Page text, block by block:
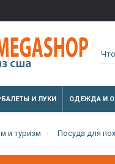
И ЛУКИ ОДЕЖДА И
и туризм Посуда для